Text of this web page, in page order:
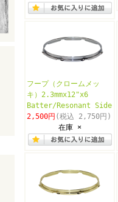
フープ（クロームメッ
キ）2.3mmx12"x6
Batter/Resonant Side
2,500円 (税込 2,750円)
在庫 ×